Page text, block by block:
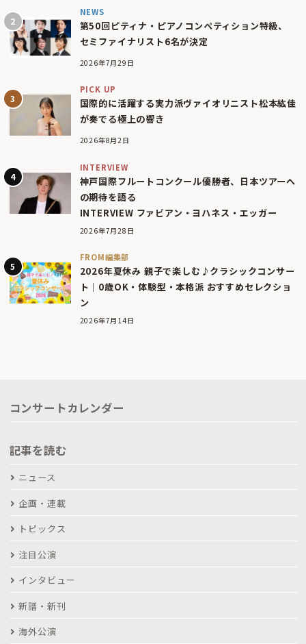
NEWS
第50回ピティナ・ピアノコンペティション特級、
セミファイナリスト6名が決定
2026年7月29日
PICK UP
国際的に活躍する実力派ヴァイオリニスト松本紘佳
が奏でる極上の響き
2026年8月2日
INTERVIEW
神戸国際フルートコンクール優勝者、日本ツアーへ
の期待を語る
INTERVIEW ファビアン・ヨハネス・エッガー
2026年7月28日
FROM編集部
2026年夏休み 親子で楽しむ♪クラシックコンサー
ト｜0歳OK・体験型・本格派 おすすめセレクショ
ン
2026年7月14日
コンサートカレンダー
記事を読む
ニュース
企画・連載
トピックス
注目公演
インタビュー
新譜・新刊
海外公演